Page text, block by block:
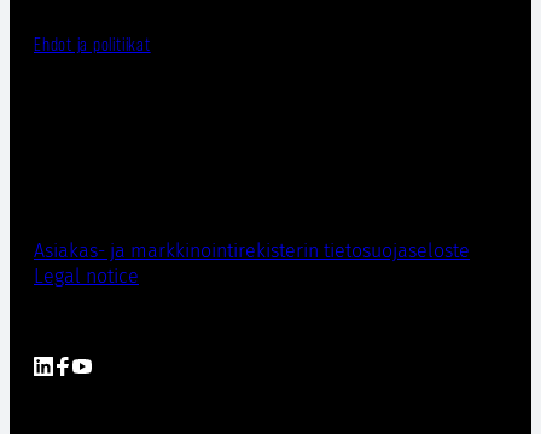
Ehdot ja politiikat
Asiakas- ja markkinointirekisterin tietosuojaseloste
Legal notice